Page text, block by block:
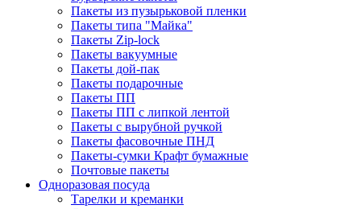
Пакеты из пузырьковой пленки
Пакеты типа "Майка"
Пакеты Zip-lock
Пакеты вакуумные
Пакеты дой-пак
Пакеты подарочные
Пакеты ПП
Пакеты ПП с липкой лентой
Пакеты с вырубной ручкой
Пакеты фасовочные ПНД
Пакеты-сумки Крафт бумажные
Почтовые пакеты
Одноразовая посуда
Тарелки и креманки